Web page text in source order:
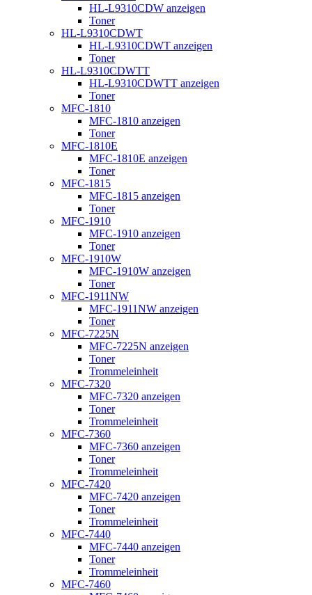
HL-L9310CDW anzeigen
Toner
HL-L9310CDWT
HL-L9310CDWT anzeigen
Toner
HL-L9310CDWTT
HL-L9310CDWTT anzeigen
Toner
MFC-1810
MFC-1810 anzeigen
Toner
MFC-1810E
MFC-1810E anzeigen
Toner
MFC-1815
MFC-1815 anzeigen
Toner
MFC-1910
MFC-1910 anzeigen
Toner
MFC-1910W
MFC-1910W anzeigen
Toner
MFC-1911NW
MFC-1911NW anzeigen
Toner
MFC-7225N
MFC-7225N anzeigen
Toner
Trommeleinheit
MFC-7320
MFC-7320 anzeigen
Toner
Trommeleinheit
MFC-7360
MFC-7360 anzeigen
Toner
Trommeleinheit
MFC-7420
MFC-7420 anzeigen
Toner
Trommeleinheit
MFC-7440
MFC-7440 anzeigen
Toner
Trommeleinheit
MFC-7460